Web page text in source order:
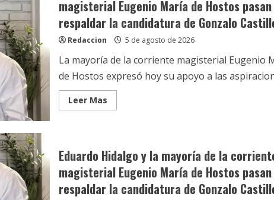
magisterial Eugenio María de Hostos
respaldar la candidatura de Gonzalo
Redaccion 5 de agosto de 2026
La mayoría de la corriente magisterial Eugenio
de Hostos expresó hoy su apoyo a las
Leer MasRead
more
la
mayoría
de
la
corriente
magisterial
Eduardo Hidalgo y la mayoría de la
magisterial Eugenio María de Hostos
respaldar la candidatura de Gonzalo